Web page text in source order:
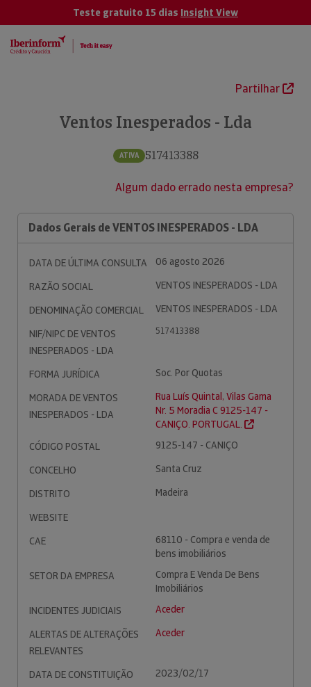
Teste gratuito 15 dias Insight View
Partilhar
Ventos Inesperados - Lda
ATIVA 517413388
Algum dado errado nesta empresa?
Dados Gerais de VENTOS INESPERADOS - LDA
DATA DE ÚLTIMA CONSULTA
06 agosto 2026
RAZÃO SOCIAL
VENTOS INESPERADOS - LDA
DENOMINAÇÃO COMERCIAL
VENTOS INESPERADOS - LDA
NIF/NIPC DE VENTOS
INESPERADOS - LDA
517413388
FORMA JURÍDICA
Soc. Por Quotas
MORADA DE VENTOS
INESPERADOS - LDA
Rua Luís Quintal, Vilas Gama
Nr. 5 Moradia C 9125-147 -
CANIÇO. PORTUGAL.
CÓDIGO POSTAL
9125-147 - CANIÇO
CONCELHO
Santa Cruz
DISTRITO
Madeira
WEBSITE
CAE
68110 - Compra e venda de
bens imobiliários
SETOR DA EMPRESA
Compra E Venda De Bens
Imobiliários
INCIDENTES JUDICIAIS
Aceder
ALERTAS DE ALTERAÇÕES
RELEVANTES
Aceder
DATA DE CONSTITUIÇÃO 2023/02/17